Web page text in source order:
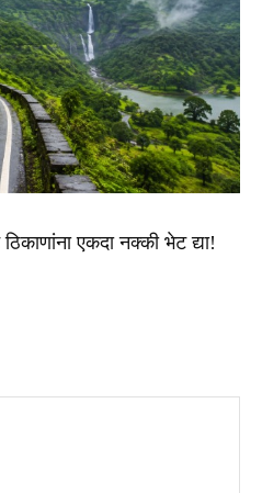
एकदा नक्की भेट द्या!